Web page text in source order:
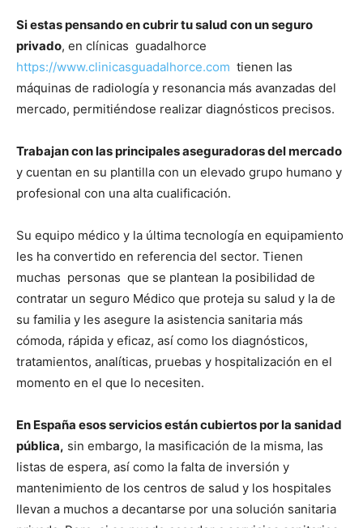
Si estas pensando en cubrir tu salud con un seguro
privado, en clínicas guadalhorce
https://www.clinicasguadalhorce.com tienen las
máquinas de radiología y resonancia más avanzadas del
mercado, permitiéndose realizar diagnósticos precisos.
Trabajan con las principales aseguradoras del mercado
y cuentan en su plantilla con un elevado grupo humano y
profesional con una alta cualificación.
Su equipo médico y la última tecnología en equipamiento
les ha convertido en referencia del sector. Tienen
muchas personas que se plantean la posibilidad de
contratar un seguro Médico que proteja su salud y la de
su familia y les asegure la asistencia sanitaria más
cómoda, rápida y eficaz, así como los diagnósticos,
tratamientos, analíticas, pruebas y hospitalización en el
momento en el que lo necesiten.
En España esos servicios están cubiertos por la sanidad
pública, sin embargo, la masificación de la misma, las
listas de espera, así como la falta de inversión y
mantenimiento de los centros de salud y los hospitales
llevan a muchos a decantarse por una solución sanitaria